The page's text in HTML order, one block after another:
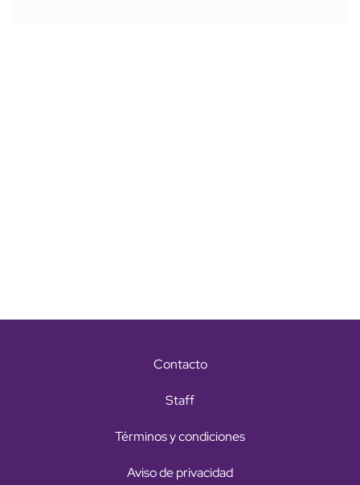
Contacto
Staff
Términos y condiciones
Aviso de privacidad